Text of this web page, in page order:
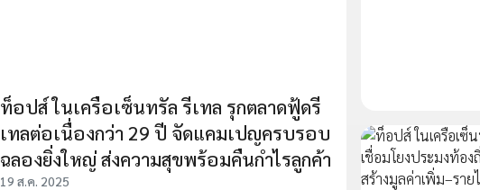
ท็อปส์ ในเครือเซ็นทรัล รีเทล รุกตลาดฟู้ดรี
เทลต่อเนื่องกว่า 29 ปี จัดแคมเปญครบรอบ
ฉลองยิ่งใหญ่ ส่งความสุขพร้อมคืนกำไรลูกค้า
19 ส.ค. 2025